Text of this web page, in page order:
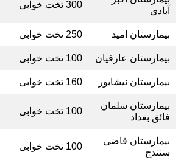
آبادی
300 تخت خوابی
بیمارستان امید 250 تخت خوابی
بیمارستان عارفیان 100 تخت خوابی
بیمارستان نیشابور 160 تخت خوابی
بیمارستان سلمان
فائق بغداد
100 تخت خوابی
بیمارستان قاضی
سنندج
100 تخت خوابی